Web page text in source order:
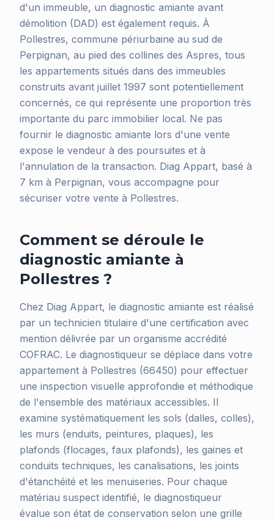
d'un immeuble, un diagnostic amiante avant
démolition (DAD) est également requis. À
Pollestres, commune périurbaine au sud de
Perpignan, au pied des collines des Aspres, tous
les appartements situés dans des immeubles
construits avant juillet 1997 sont potentiellement
concernés, ce qui représente une proportion très
importante du parc immobilier local. Ne pas
fournir le diagnostic amiante lors d'une vente
expose le vendeur à des poursuites et à
l'annulation de la transaction. Diag Appart, basé à
7 km à Perpignan, vous accompagne pour
sécuriser votre vente à Pollestres.
Comment se déroule le
diagnostic amiante à
Pollestres ?
Chez Diag Appart, le diagnostic amiante est réalisé
par un technicien titulaire d'une certification avec
mention délivrée par un organisme accrédité
COFRAC. Le diagnostiqueur se déplace dans votre
appartement à Pollestres (66450) pour effectuer
une inspection visuelle approfondie et méthodique
de l'ensemble des matériaux accessibles. Il
examine systématiquement les sols (dalles, colles),
les murs (enduits, peintures, plaques), les
plafonds (flocages, faux plafonds), les gaines et
conduits techniques, les canalisations, les joints
d'étanchéité et les menuiseries. Pour chaque
matériau suspect identifié, le diagnostiqueur
évalue son état de conservation selon une grille